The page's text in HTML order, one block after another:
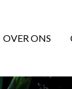
OVER ONS